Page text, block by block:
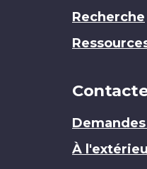
Recherche
À